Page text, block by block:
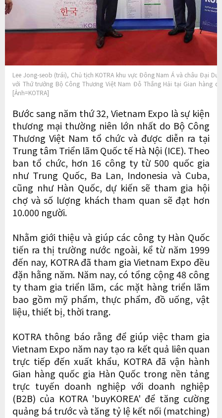
Lee Jong-seob (trái), Chủ tịch KOTRA khu vực Đông Nam Á và châu Đại
với Thứ trưởng Bộ Công Thương Việt Nam Đỗ Thắng Hải tại Gian hàng
[Ảnh=KOTRA]
Bước sang năm thứ 32, Vietnam Expo là sự kiện
thương mại thường niên lớn nhất do Bộ Công
Thương Việt Nam tổ chức và được diễn ra tại
Trung tâm Triển lãm Quốc tế Hà Nội (ICE). Theo
ban tổ chức, hơn 16 công ty từ 500 quốc gia
như Trung Quốc, Ba Lan, Indonesia và Cuba,
cũng như Hàn Quốc, dự kiến sẽ tham gia hội
chợ và số lượng khách tham quan sẽ đạt hơn
10.000 người.
Nhằm giới thiệu và giúp các công ty Hàn Quốc
tiến ra thị trường nước ngoài, kể từ năm 1999
đến nay, KOTRA đã tham gia Vietnam Expo đều
đặn hằng năm. Năm nay, có tổng cộng 48 công
ty tham gia triển lãm, các mặt hàng triển lãm
bao gồm mỹ phẩm, thực phẩm, đồ uống, vật
liệu, thiết bị, thời trang.
KOTRA thông báo rằng để giúp việc tham gia
Vietnam Expo năm nay tạo ra kết quả liên quan
trực tiếp đến xuất khẩu, KOTRA đã vận hành
Gian hàng quốc gia Hàn Quốc trong nền tảng
trực tuyến doanh nghiệp với doanh nghiệp
(B2B) của KOTRA 'buyKOREA' để tăng cường
quảng bá trước và tăng tỷ lệ kết nối (matching)